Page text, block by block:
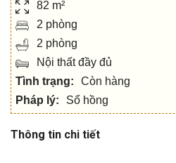
82 m²
2 phòng
2 phòng
Nội thất đầy đủ
Tình trạng:
Còn hàng
Pháp lý:
Sổ hồng
Thông tin chi tiết